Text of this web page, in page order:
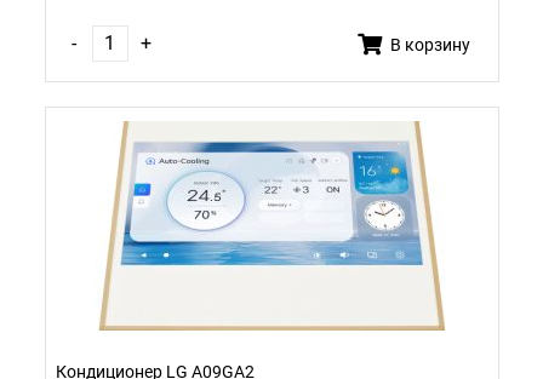
- + В корзину
Кондиционер LG A09GA2